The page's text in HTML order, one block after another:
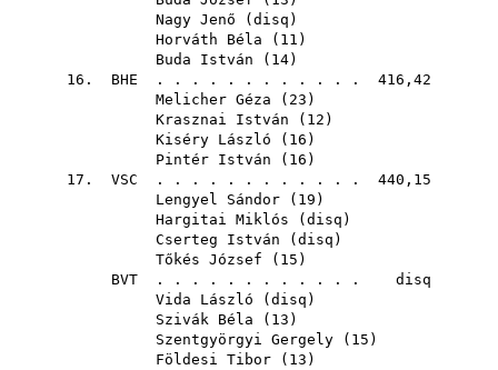
Nagy Jenő ( disq )
Horváth Béla ( 11 )
Buda István ( 14)
16. BHE . . . . . . . . . . . . 416,42
Melicher Géza ( 23 )
Krasznai István ( 12 )
Kiséry László ( 16 )
Pintér István ( 16 )
17. VSC . . . . . . . . . . . . 440,15
Lengyel Sándor ( 19 )
Hargitai Miklós ( disq )
Cserteg István ( disq )
Tőkés József ( 15 )
BVT . . . . . . . . . . . . disq
Vida László ( disq )
Szivák Béla ( 13 )
Szentgyörgyi Gergely ( 15 )
Földesi Tibor ( 13 )